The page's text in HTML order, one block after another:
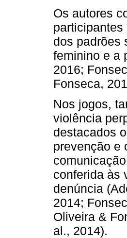
Os autores
dos padrões
feminino e a
2016;
Fonseca,
Nos jogos,
violência
destacados
prevenção e
conferida às
denúncia
2014;
Oliveira &
al., 2014).